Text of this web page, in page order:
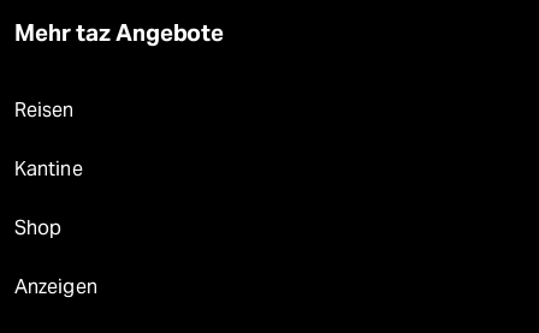
Mehr taz Angebote
Reisen
Kantine
Shop
Anzeigen